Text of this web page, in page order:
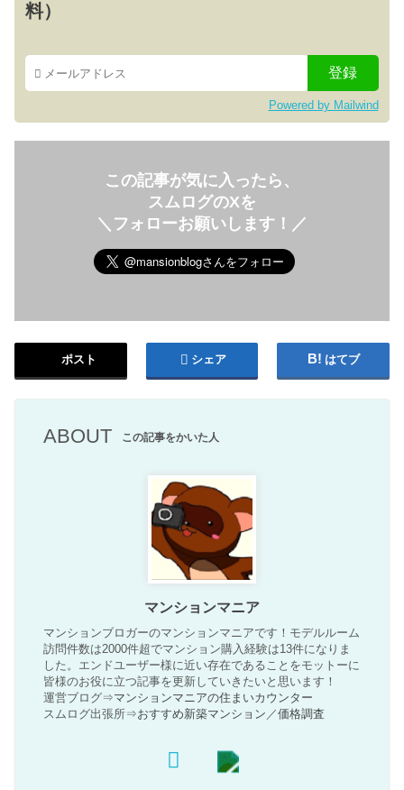
料）
Powered by Mailwind
この記事が気に入ったら、
スムログのXを
＼フォローお願いします！／
ポスト シェア はてブ
ABOUT この記事をかいた人
マンションマニア
マンションブロガーのマンションマニアです！モデルルーム
訪問件数は2000件超でマンション購入経験は13件になりま
した。エンドユーザー様に近い存在であることをモットーに
皆様のお役に立つ記事を更新していきたいと思います！
運営ブログ⇒マンションマニアの住まいカウンター
スムログ出張所⇒おすすめ新築マンション ／価格調査